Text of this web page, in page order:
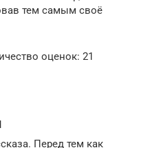
тем самым своё
оценок: 21
Перед тем как